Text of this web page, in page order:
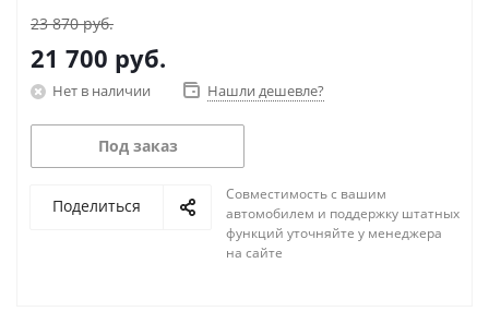
23 870 руб.
21 700 руб.
Нет в наличии Нашли дешевле?
Под заказ
Поделиться
Совместимость с вашим
автомобилем и поддержку штатных
функций уточняйте у менеджера
на сайте